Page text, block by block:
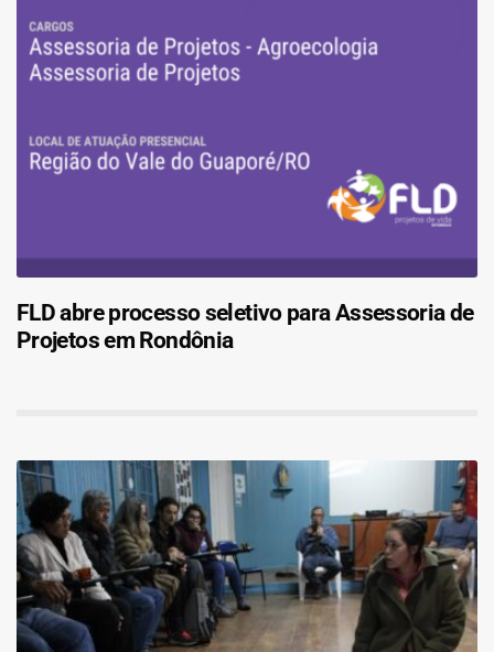
FLD abre processo seletivo para Assessoria de
Projetos em Rondônia